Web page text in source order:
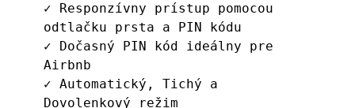
✓ Responzívny prístup pomocou
odtlačku prsta a PIN kódu
✓ Dočasný PIN kód ideálny pre
Airbnb
✓ Automatický, Tichý a
Dovolenkový režim